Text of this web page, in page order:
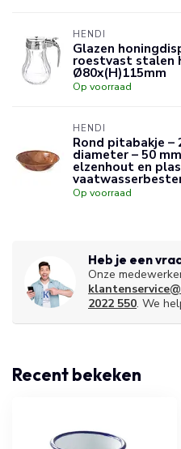
HENDI
Glazen
roestvast stalen
Ø80x(H)115mm
Op voorraad
HENDI
Rond pitabakje –
diameter – 50
elzenhout en
Op voorraad
Heb je een
Onze
2022 550. We
Recent bekeken